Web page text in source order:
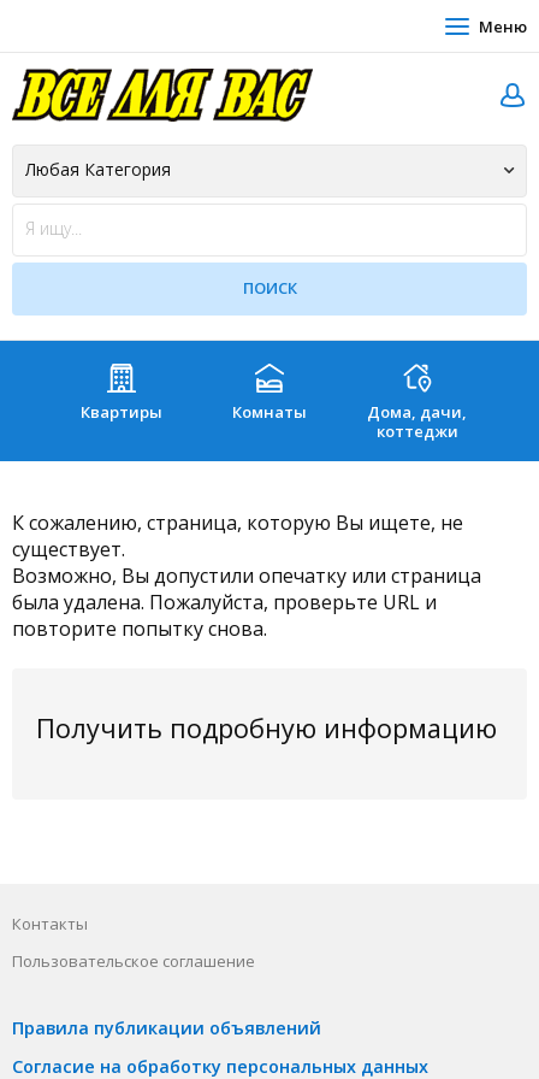
Меню
Квартиры Комнаты
Дома, дачи,
коттеджи
К сожалению, страница, которую Вы ищете, не
существует.
Возможно, Вы допустили опечатку или страница
была удалена. Пожалуйста, проверьте URL и
повторите попытку снова.
Получить подробную информацию
Контакты
Пользовательское соглашение
Правила публикации объявлений
Согласие на обработку персональных данных